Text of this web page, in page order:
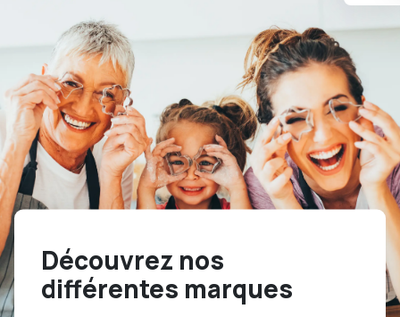
Découvrez nos
différentes marques